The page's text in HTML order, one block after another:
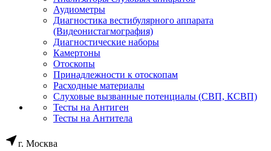
Аудиометры
Диагностика вестибулярного аппарата
(Видеонистагмография)
Диагностические наборы
Камертоны
Отоскопы
Принадлежности к отоскопам
Расходные материалы
Слуховые вызванные потенциалы (СВП, КСВП)
Тесты на Антиген
Тесты на Антитела
г. Москва